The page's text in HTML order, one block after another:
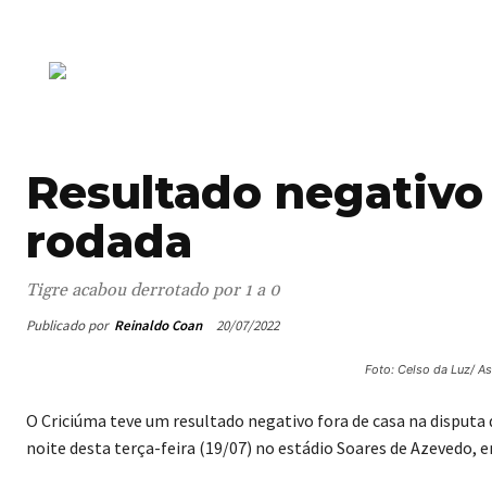
Resultado negativo
rodada
Tigre acabou derrotado por 1 a 0
Publicado por Reinaldo Coan 20/07/2022
Foto: Celso da Luz/
O Criciúma teve um resultado negativo fora de casa na
noite desta terça-feira (19/07) no estádio Soares de Azevedo,